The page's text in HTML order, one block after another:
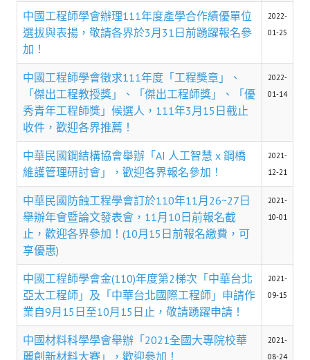
學會會歌
學會會址沿革
學會組織與架構
架構圖
理監事會
現任學會職員錄
重要章則
論文評選辦法
學生獎勵金申請辦法
盧善棟獎學金評選辦法
鑛冶期刊徵稿
鑛冶論文獎初選作業細則
鑛冶論文獎複審作業細則
中國工程師學會辦理111年度產學合作績優單位
選拔與表揚，敬請各界於3月31日前踴躍報名參
加！
2022-
01-25
中國工程師學會徵求111年度「工程獎章」、
「傑出工程教授獎」、「傑出工程師獎」、「優
秀青年工程師獎」候選人，111年3月15日截止
收件，歡迎各界推薦！
2022-
01-14
中華民國鋼結構協會舉辦「AI 人工智慧 x 鋼橋
維護管理研討會」，歡迎各界報名參加！
2021-
12-21
中華民國防蝕工程學會訂於110年11月26~27日
舉辦年會暨論文發表會，11月10日前報名截
止，歡迎各界參加！(10月15日前報名繳費，可
享優惠)
2021-
10-01
中國工程師學會金(110)年度第2梯次「中華台北
亞太工程師」及「中華台北國際工程師」申請作
業自9月15日至10月15日止，敬請踴躍申請！
2021-
09-15
中國材料科學學會舉辦「2021全國大專院校華
麗創新材料大賽」，歡迎參加！
2021-
08-24